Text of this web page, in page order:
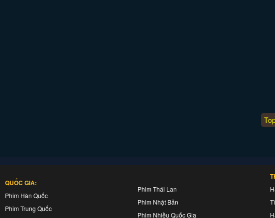
QUỐC GIA:
Phim Hàn Quốc
Phim Trung Quốc
Phim Thái Lan
Phim Nhật Bản
Phim Nhiều Quốc Gia